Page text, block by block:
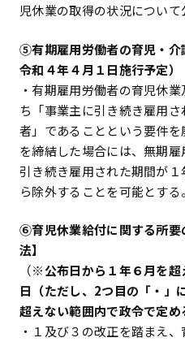
児休業の取得の状況について
⑤有期雇用労働者の育児・介
令和４年４月１日施行予定）
・有期雇用労働者の育児休
ち「事業主に引き続き雇用
者」であることという要件
を締結した場合には、無期
引き続き雇用された期間が
ら除外することを可能とする。
⑥育児休業給付に関する所要
法】
（※公布日から１年６月を
日（ただし、2つ目の「・」
超えない範囲内で政令で定め
・１及び３の改正を踏まえ